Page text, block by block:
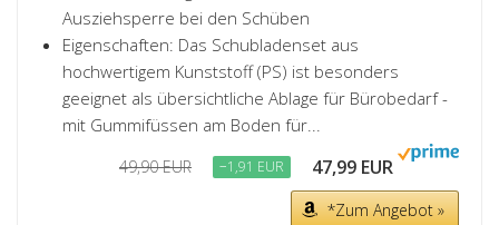
Ausziehsperre bei den Schüben
Eigenschaften: Das Schubladenset aus
hochwertigem Kunststoff (PS) ist besonders
geeignet als übersichtliche Ablage für Bürobedarf -
mit Gummifüssen am Boden für...
49,90 EUR −1,91 EUR 47,99 EUR
*Zum Angebot »